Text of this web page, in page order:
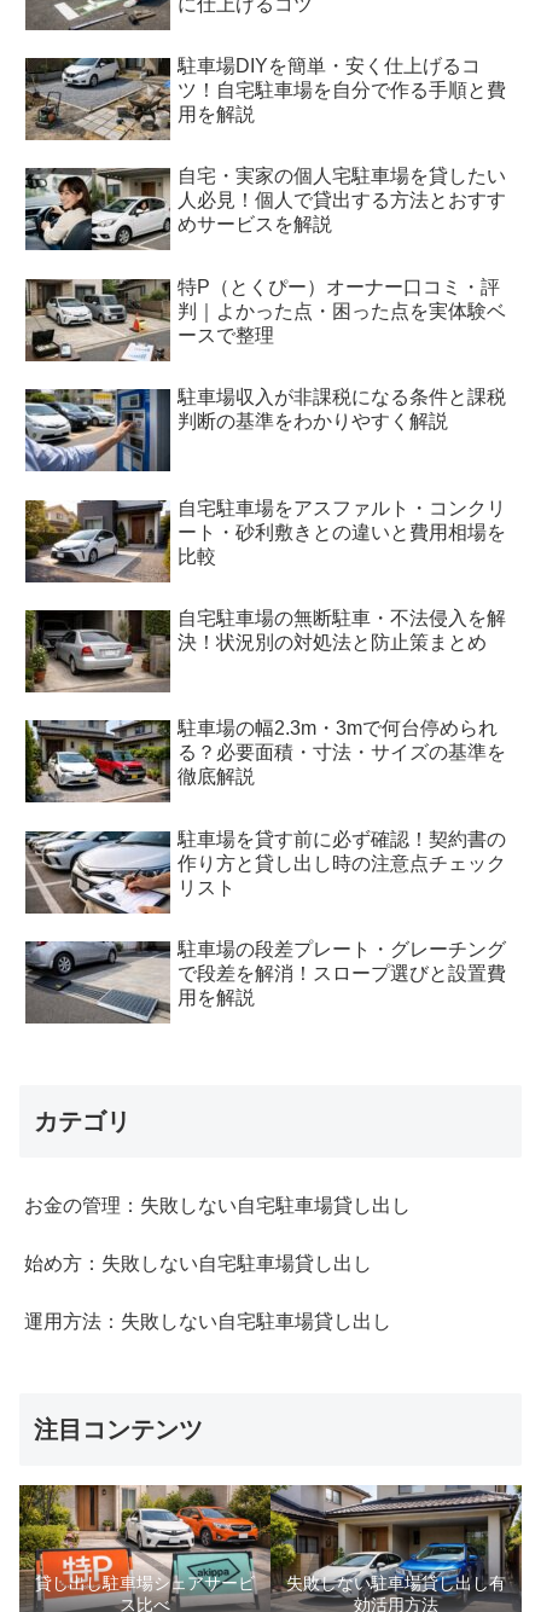
駐車場DIYを簡単・安く仕上げるコ
ツ！自宅駐車場を自分で作る手順と費
用を解説
自宅・実家の個人宅駐車場を貸したい
人必見！個人で貸出する方法とおすす
めサービスを解説
特P（とくぴー）オーナー口コミ・評
判｜よかった点・困った点を実体験ベ
ースで整理
駐車場収入が非課税になる条件と課税
判断の基準をわかりやすく解説
自宅駐車場をアスファルト・コンクリ
ート・砂利敷きとの違いと費用相場を
比較
自宅駐車場の無断駐車・不法侵入を解
決！状況別の対処法と防止策まとめ
駐車場の幅2.3m・3mで何台停められ
る？必要面積・寸法・サイズの基準を
徹底解説
駐車場を貸す前に必ず確認！契約書の
作り方と貸し出し時の注意点チェック
リスト
駐車場の段差プレート・グレーチング
で段差を解消！スロープ選びと設置費
用を解説
カテゴリ
お金の管理：失敗しない自宅駐車場貸し出し
始め方：失敗しない自宅駐車場貸し出し
運用方法：失敗しない自宅駐車場貸し出し
注目コンテンツ
貸し出し駐車場シェアサービ
ス比べ
失敗しない駐車場貸し出し有
効活用方法